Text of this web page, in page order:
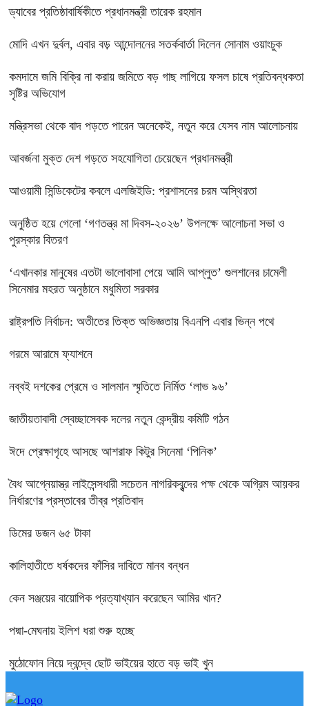
ড্যাবের প্রতিষ্ঠাবার্ষিকীতে প্রধানমন্ত্রী তারেক রহমান
মোদি এখন দুর্বল, এবার বড় আন্দোলনের সতর্কবার্তা দিলেন সোনাম ওয়াংচুক
কমদামে জমি বিক্রি না করায় জমিতে বড় গাছ লাগিয়ে ফসল চাষে প্রতিবন্ধকতা
সৃষ্টির অভিযোগ
মন্ত্রিসভা থেকে বাদ পড়তে পারেন অনেকেই, নতুন করে যেসব নাম আলোচনায়
আবর্জনা মুক্ত দেশ গড়তে সহযোগিতা চেয়েছেন প্রধানমন্ত্রী
‎আওয়ামী সিন্ডিকেটের কবলে এলজিইডি: প্রশাসনের চরম অস্থিরতা
অনুষ্ঠিত হয়ে গেলো ‘গণতন্ত্র মা দিবস-২০২৬’ উপলক্ষে আলোচনা সভা ও
পুরস্কার বিতরণ
‘এখানকার মানুষের এতটা ভালোবাসা পেয়ে আমি আপ্লুত’ গুলশানের চামেলী
সিনেমার মহরত অনুষ্ঠানে মধুমিতা সরকার
রাষ্ট্রপতি নির্বাচন: অতীতের তিক্ত অভিজ্ঞতায় বিএনপি এবার ভিন্ন পথে
গরমে আরামে ফ্যাশনে
নব্বই দশকের প্রেমে ও সালমান স্মৃতিতে নির্মিত ‘লাভ ৯৬’
জাতীয়তাবাদী স্বেচ্ছাসেবক দলের নতুন কেন্দ্রীয় কমিটি গঠন
ঈদে প্রেক্ষাগৃহে আসছে আশরাফ কিটুর সিনেমা ‘পিনিক’
বৈধ আগ্নেয়াস্ত্র লাইসেন্সধারী সচেতন নাগরিকবৃন্দের পক্ষ থেকে অগ্রিম আয়কর
নির্ধারণের প্রস্তাবের তীব্র প্রতিবাদ
ডিমের ডজন ৬৫ টাকা
কালিহাতীতে ধর্ষকদের ফাঁসির দাবিতে মানব বন্ধন
কেন সঞ্জয়ের বায়োপিক প্রত্যাখ্যান করেছেন আমির খান?
পদ্মা-মেঘনায় ইলিশ ধরা শুরু হচ্ছে
মুঠোফোন নিয়ে দ্বন্দ্বে ছোট ভাইয়ের হাতে বড় ভাই খুন